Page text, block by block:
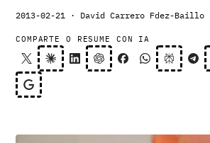
2013-02-21 · David Carrero Fdez-Baillo
COMPARTE O RESUME CON IA